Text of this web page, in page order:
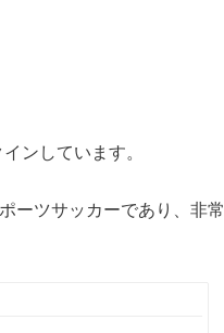
ンしています。
ーツサッカーであり、非常